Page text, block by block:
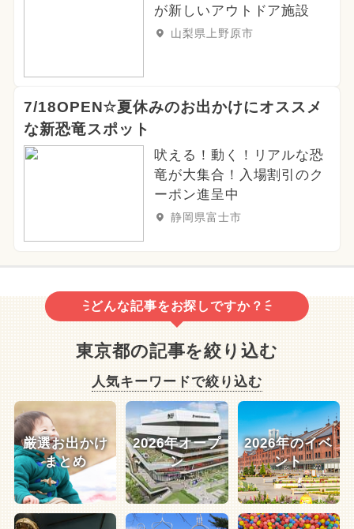
が新しいアウトドア施設
山梨県上野原市
7/18OPEN☆夏休みのお出かけにオススメ
な新恐竜スポット
吠える！動く！リアルな恐
竜が大集合！入場割引のク
ーポン進呈中
静岡県富士市
どんな記事をお探しですか？
東京都の記事を絞り込む
人気キーワードで絞り込む
厳選お出かけ
まとめ
2026年オープ
ン
2026年のイベ
ント